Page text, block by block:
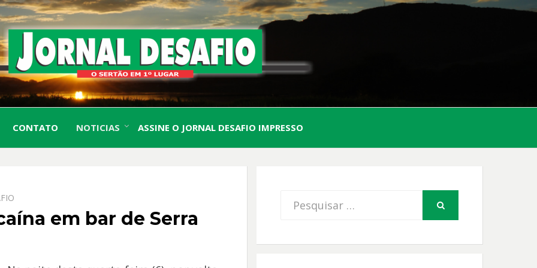
JORNAL
DESAFIO
O Sertão em 1º Lugar
CONTATO NOTICIAS ASSINE O JORNAL DESAFIO IMPRESSO
em bar de Serra
Procurar